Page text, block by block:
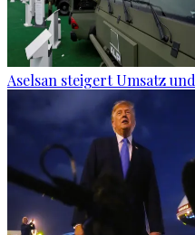
Aselsan steigert Umsatz